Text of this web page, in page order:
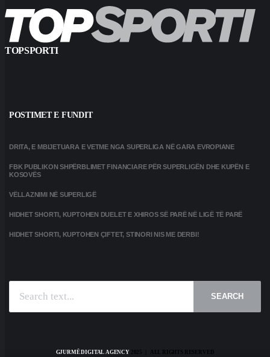
TOPSPORTI
POSTIMET E FUNDIT
DRITA, E MBIJETUARA E VETME NGA SUPERLIGA NË GARA EVROPIANE
FBK PUBLIKON SHPËRBLIMET FINANCIARE PËR SUPERLIGËN DHE KUPËN E
KOSOVËS
VËLLAZNIMI NË SUPERLIGË
HIDHET SHORTI, KUPTOHEN DUELET E XHIROS SË PARË NË LIGË TË PARË
HIDHET SHORTI, KUPTOHEN ÇIFTET, STINORI NIS ME DERBI!
SEARCH
GJURMË DIGITAL AGENCY2025 | ALL RIGHTS RESERVED